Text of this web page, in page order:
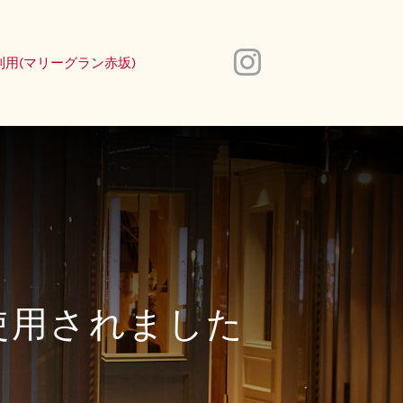
用(マリーグラン赤坂)
されました